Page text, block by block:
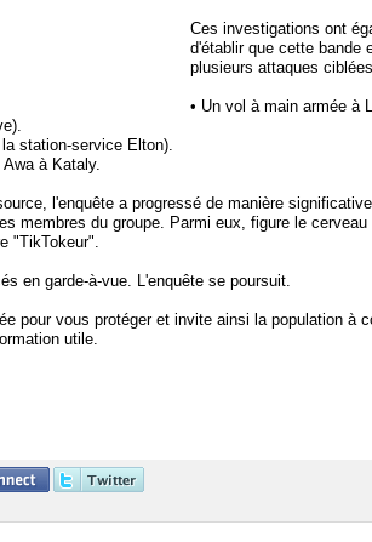
Ces investigations ont
d'établir que cette bande
plusieurs attaques
• Un vol à main armée à
station-service Elton).
à Kataly.
l'enquête a progressé de manière
membres du groupe. Parmi eux, figure le cerveau
"TikTokeur".
en garde-à-vue. L'enquête se poursuit.
pour vous protéger et invite ainsi la population à
utile.